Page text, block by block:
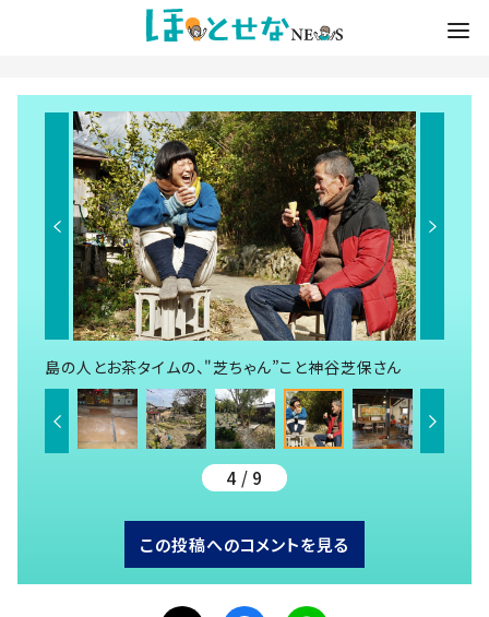
島の人とお茶タイムの、"芝ちゃん”こと神谷芝保さん
4 / 9
この投稿へのコメントを見る